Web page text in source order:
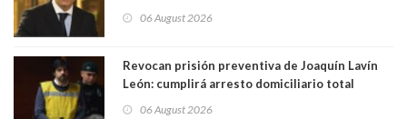
06 August 2026
Revocan prisión preventiva de Joaquín Lavín
León: cumplirá arresto domiciliario total
06 August 2026